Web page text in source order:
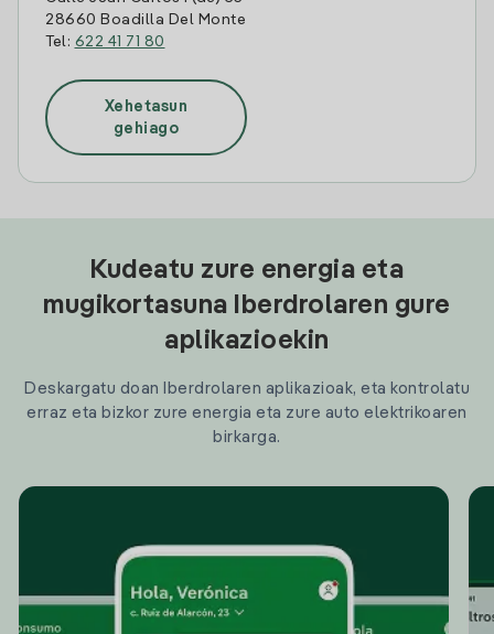
28660 Boadilla Del Monte
Tel: 622 41 71 80
Xehetasun
gehiago
Kudeatu zure energia eta
mugikortasuna Iberdrolaren gure
aplikazioekin
Deskargatu doan Iberdrolaren aplikazioak, eta kontrolatu
erraz eta bizkor zure energia eta zure auto elektrikoaren
birkarga.